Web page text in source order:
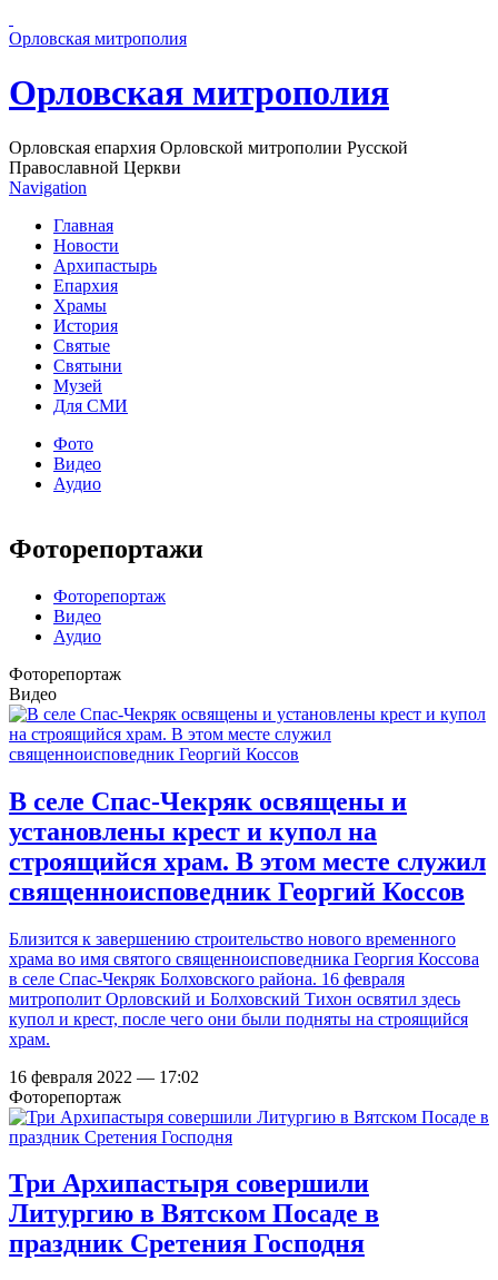
Орловская митрополия
Орловская митрополия
Орловская епархия Орловской митрополии Русской
Православной Церкви
Navigation
Главная
Новости
Архипастырь
Епархия
Храмы
История
Святые
Святыни
Музей
Для СМИ
Фото
Видео
Аудио
Фоторепортажи
Фоторепортаж
Видео
Аудио
Фоторепортаж
Видео
В селе Спас-Чекряк освящены и
установлены крест и купол на
строящийся храм. В этом месте служил
священноисповедник Георгий Коссов
Близится к завершению строительство нового временного
храма во имя святого священноисповедника Георгия Коссова
в селе Спас-Чекряк Болховского района. 16 февраля
митрополит Орловский и Болховский Тихон освятил здесь
купол и крест, после чего они были подняты на строящийся
храм.
16 февраля 2022 — 17:02
Фоторепортаж
Три Архипастыря совершили
Литургию в Вятском Посаде в
праздник Сретения Господня